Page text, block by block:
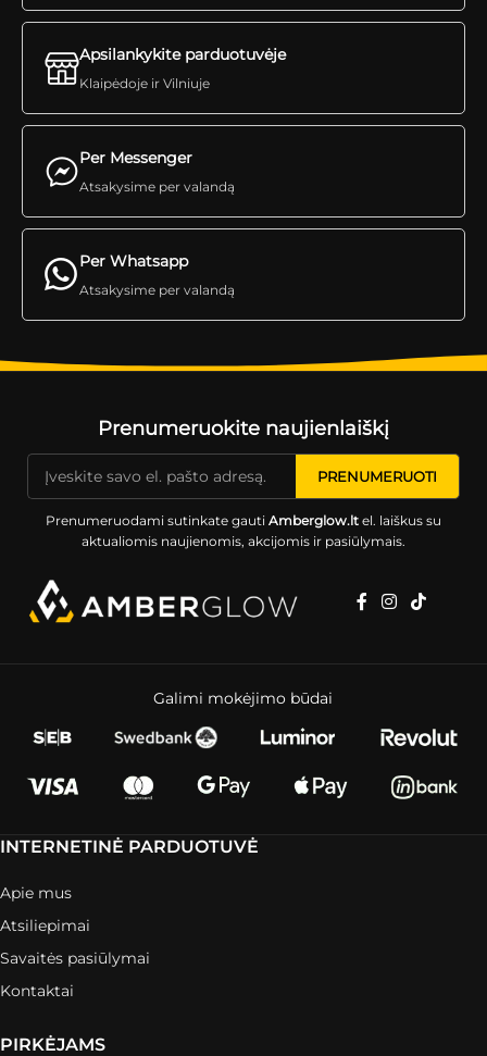
Per Messenger
Atsakysime per valandą
Apsilankykite parduotuvėje
Klaipėdoje ir Vilniuje
Per Whatsapp
Atsakysime per valandą
Prenumeruokite naujienlaiškį
Prenumeruodami sutinkate gauti Amberglow.ltel. laiškus su
aktualiomis naujienomis, akcijomis ir pasiūlymais.
Galimi mokėjimo būdai
INTERNETINĖ PARDUOTUVĖ
Apie mus
Atsiliepimai
Savaitės pasiūlymai
Kontaktai
PIRKĖJAMS